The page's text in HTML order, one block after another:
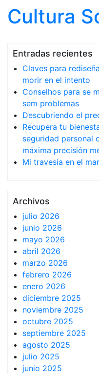
Cultura
Entradas recientes
Claves para
morir en el intento
Conselhos para se
sem problemas
Descubriendo el
Recupera tu
seguridad personal
máxima precisión
Mi travesía en el
Archivos
julio 2026
junio 2026
mayo 2026
abril 2026
marzo 2026
febrero 2026
enero 2026
diciembre 2025
noviembre 2025
octubre 2025
septiembre 2025
agosto 2025
julio 2025
junio 2025